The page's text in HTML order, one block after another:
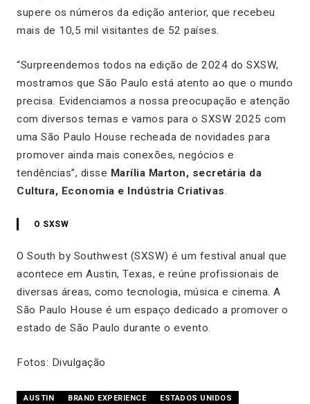
supere os números da edição anterior, que recebeu
mais de 10,5 mil visitantes de 52 países.
“Surpreendemos todos na edição de 2024 do SXSW,
mostramos que São Paulo está atento ao que o mundo
precisa. Evidenciamos a nossa preocupação e atenção
com diversos temas e vamos para o SXSW 2025 com
uma São Paulo House recheada de novidades para
promover ainda mais conexões, negócios e
tendências”, disse Marília Marton, secretária da
Cultura, Economia e Indústria Criativas.
O SXSW
O South by Southwest (SXSW) é um festival anual que
acontece em Austin, Texas, e reúne profissionais de
diversas áreas, como tecnologia, música e cinema. A
São Paulo House é um espaço dedicado a promover o
estado de São Paulo durante o evento.
Fotos: Divulgação
AUSTIN BRAND EXPERIENCE
ESTADOS UNIDOS